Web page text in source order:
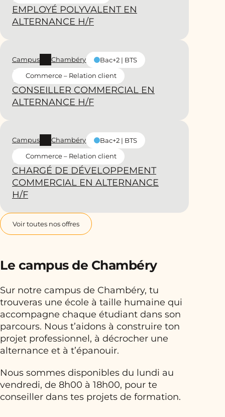
EMPLOYÉ POLYVALENT EN
ALTERNANCE H/F
CONSEILLER COMMERCIAL EN
ALTERNANCE H/F
Campus Chambéry
Bac+2 | BTS
Commerce – Relation client
CHARGÉ DE DÉVELOPPEMENT
COMMERCIAL EN ALTERNANCE
H/F
Campus Chambéry
Bac+2 | BTS
Commerce – Relation client
Voir toutes nos offres
Le campus de Chambéry
Sur notre campus de Chambéry, tu
trouveras une école à taille humaine qui
accompagne chaque étudiant dans son
parcours. Nous t’aidons à construire ton
projet professionnel, à décrocher une
alternance et à t’épanouir.
Nous sommes disponibles du lundi au
vendredi, de 8h00 à 18h00, pour te
conseiller dans tes projets de formation.